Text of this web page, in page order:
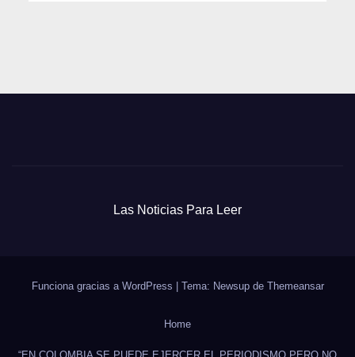
Las Noticias Para Leer
Funciona gracias a WordPress Tema: Newsup de Themeansar
Home